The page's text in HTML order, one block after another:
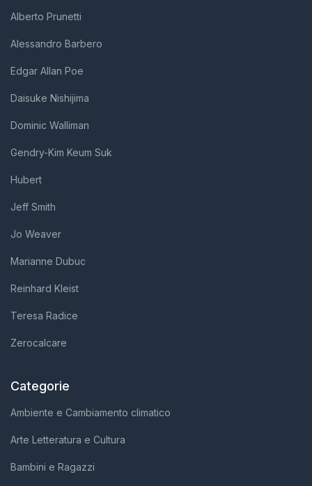
Alberto Prunetti
Alessandro Barbero
Edgar Allan Poe
Daisuke Nishijima
Dominic Walliman
Gendry-Kim Keum Suk
Hubert
Jeff Smith
Jo Weaver
Marianne Dubuc
Reinhard Kleist
Teresa Radice
Zerocalcare
Categorie
Ambiente e Cambiamento climatico
Arte Letteratura e Cultura
Bambini e Ragazzi